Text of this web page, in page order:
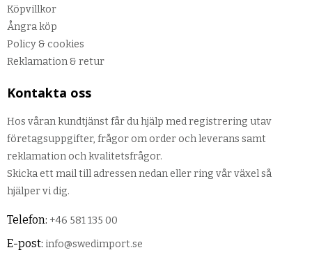
Köpvillkor
Ångra köp
Policy & cookies
Reklamation & retur
Kontakta oss
Hos våran kundtjänst får du hjälp med registrering utav
företagsuppgifter, frågor om order och leverans samt
reklamation och kvalitetsfrågor.
Skicka ett mail till adressen nedan eller ring vår växel så
hjälper vi dig.
Telefon: +46 581 135 00
E-post: info@swedimport.se